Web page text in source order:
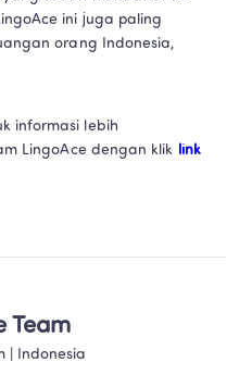
ini juga paling
orang Indonesia,
informasi lebih
LingoAce dengan klik link
Team
Indonesia